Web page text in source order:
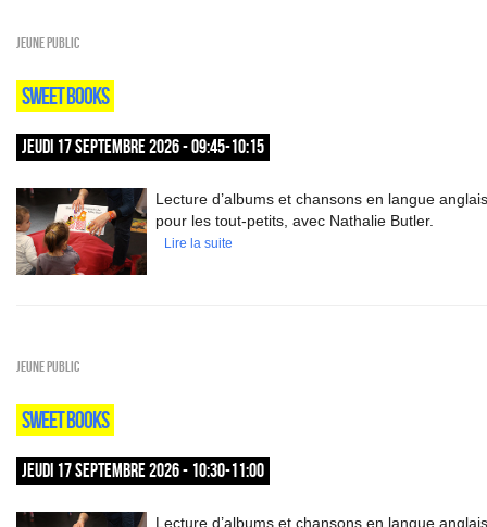
Jeune public
SWEET BOOKS
JEUDI 17 SEPTEMBRE 2026 - 09:45-10:15
Lecture d’albums et chansons en langue
pour les tout-petits, avec Nathalie Butler.
Lire la suite
Jeune public
SWEET BOOKS
JEUDI 17 SEPTEMBRE 2026 - 10:30-11:00
Lecture d’albums et chansons en langue